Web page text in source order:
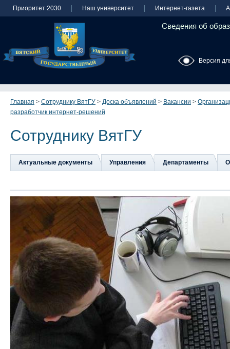
Приоритет 2030 Наш университет Интернет-газета
Сведения об
Версия
Главная > Сотруднику ВятГУ > Доска объявлений > Вакансии >
разработчик интернет-решений
Сотруднику ВятГУ
Актуальные документы Управления Департаменты